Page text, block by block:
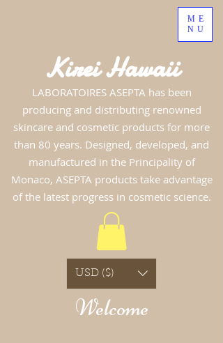
ME
NU
Kirei Hawaii
LABORATOIRES ASEPTA has been
producing and distributing renowned
skincare and cosmetic products for more
than 80 years. Designed, developed, and
manufactured in the Principality of
Monaco, ASEPTA products take advantage
of the latest progress in cosmetic science.
Welcome
USD ($)